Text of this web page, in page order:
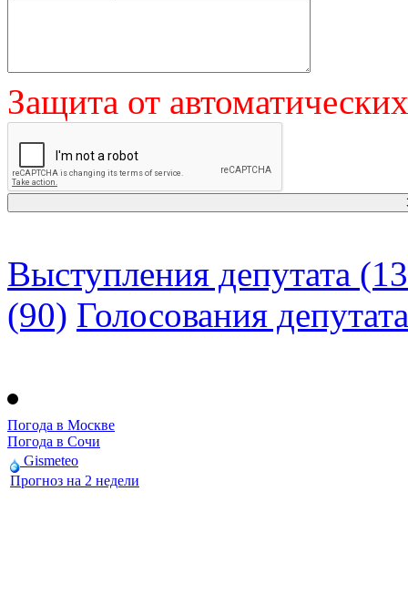
Защита от
Выступления депутата
(90) Голосования депутата
Погода в Москве
Погода в Сочи
Gismeteo
Прогноз на 2 недели